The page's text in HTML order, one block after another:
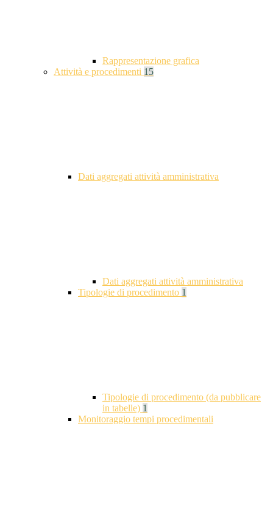
Rappresentazione grafica
Attività e procedimenti 15
Dati aggregati attività amministrativa
Dati aggregati attività amministrativa
Tipologie di procedimento 1
Tipologie di procedimento (da pubblicare
in tabelle) 1
Monitoraggio tempi procedimentali